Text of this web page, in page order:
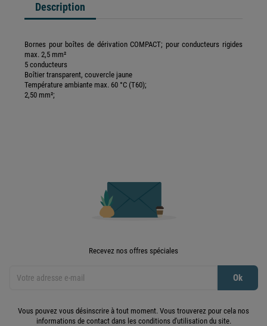
Description
Bornes pour boîtes de dérivation COMPACT; pour conducteurs rigides
max. 2,5 mm²
5 conducteurs
Boîtier transparent, couvercle jaune
Température ambiante max. 60 °C (T60);
2,50 mm²;
Recevez nos offres spéciales
Vous pouvez vous désinscrire à tout moment. Vous trouverez pour cela nos
informations de contact dans les conditions d'utilisation du site.